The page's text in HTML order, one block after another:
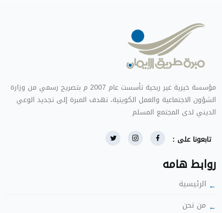
ؤسسة خيرية غير ربحية تأسست عام 2007 م بتصريح رسمي من وزارة
الشؤون الاجتماعية والعمل الكويتية، تهدف المبرة إلى تجديد الوعي
الديني لدى المجتمع المس
تابعونا على :
روابط هامه
الرئيسية
ن نحن